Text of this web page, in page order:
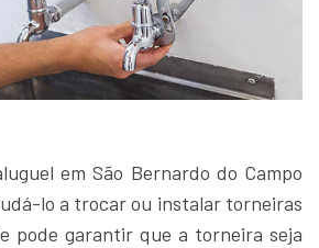
em São Bernardo do Campo
lo a trocar ou instalar torneiras
pode garantir que a torneira seja